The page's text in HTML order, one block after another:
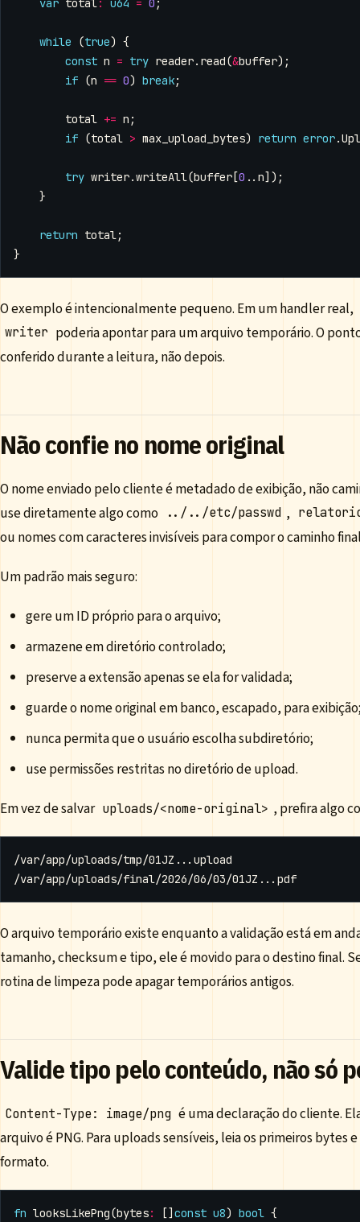
while (true) {
const n = try reader. read(&buffer);
if (n == 0) break;
total += n ;
if (total > max_upload_bytes) return error.
try writer.writeAll(buffer [0 .. n]);
}
return total ;
}
O exemplo é intencionalmente pequeno. Em um handler real,
writer poderia apontar para um arquivo temporário. O
conferido durante a leitura, não depois.
Não confie no nome original
O nome enviado pelo cliente é metadado de exibição, não
use diretamente algo como
../../etc/passwd ,
ou nomes com caracteres invisíveis para compor o caminho
Um padrão mais seguro:
gere um ID próprio para o arquivo;
armazene em diretório controlado;
preserve a extensão apenas se ela for validada;
guarde o nome original em banco, escapado, para
nunca permita que o usuário escolha subdiretório;
use permissões restritas no diretório de upload.
Em vez de salvar uploads/<nome-original> , prefira algo
O arquivo temporário existe enquanto a validação está em
tamanho, checksum e tipo, ele é movido para o destino final.
rotina de limpeza pode apagar temporários antigos.
Valide tipo pelo conteúdo, não só
Content-Type: image/png é uma declaração do cliente.
arquivo é PNG. Para uploads sensíveis, leia os primeiros bytes
formato.
fn looksLikePng(bytes: [] const u8) bool {